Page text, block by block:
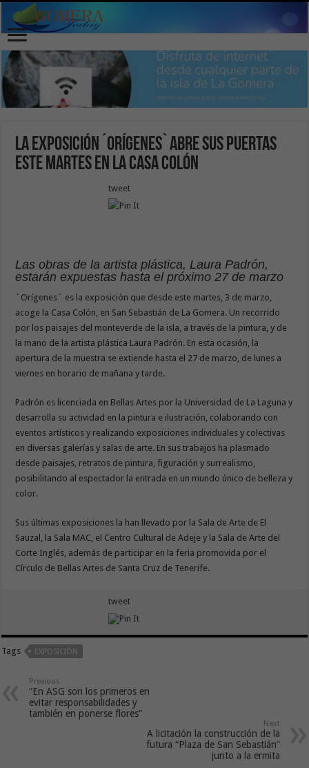
La exposición ´Orígenes` abre sus puertas
este martes en la Casa Colón
tweet
Las obras de la artista plástica, Laura Padrón,
estarán expuestas hasta el próximo 27 de marzo
´Orígenes` es la exposición que desde este martes, 3 de marzo,
acoge la Casa Colón, en San Sebastián de La Gomera. Un recorrido
por los paisajes del monteverde de la isla, a través de la pintura, y de
la mano de la artista plástica Laura Padrón. En esta ocasión, la
apertura de la muestra se extiende hasta el 27 de marzo, de lunes a
viernes en horario de mañana y tarde.
Padrón es licenciada en Bellas Artes por la Universidad de La Laguna y
desarrolla su actividad en la pintura e ilustración, colaborando con
eventos artísticos y realizando exposiciones individuales y colectivas
en diversas galerías y salas de arte. En sus trabajos ha plasmado
desde paisajes, retratos de pintura, figuración y surrealismo,
posibilitando al espectador la entrada en un mundo único de belleza y
color.
Sus últimas exposiciones la han llevado por la Sala de Arte de El
Sauzal, la Sala MAC, el Centro Cultural de Adeje y la Sala de Arte del
Corte Inglés, además de participar en la feria promovida por el
Círculo de Bellas Artes de Santa Cruz de Tenerife.
tweet
Tags EXPOSICIÓN
Previous
“En ASG son los primeros en
evitar responsabilidades y
también en ponerse flores”
Next
A licitación la construcción de la
futura “Plaza de San Sebastián”
junto a la ermita